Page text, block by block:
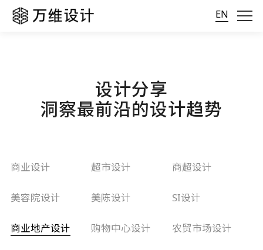
EN
设计分享
洞察最前沿的设计趋势
商业设计 超市设计 商超设计
美容院设计 美陈设计 SI设计
商业地产设计 购物中心设计 农贸市场设计